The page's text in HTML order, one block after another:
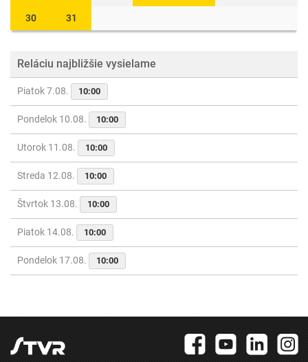
30 31
Reláciu najbližšie vysielame
Piatok 7.08. 10:00
Pondelok 10.08. 10:00
Utorok 11.08. 10:00
Streda 12.08. 10:00
Štvrtok 13.08. 10:00
Piatok 14.08. 10:00
Pondelok 17.08. 10:00